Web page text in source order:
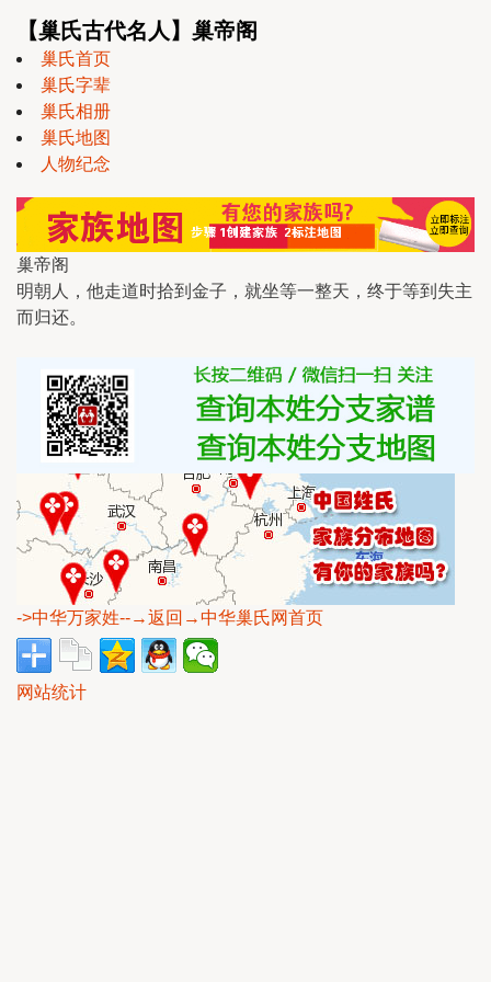
【巢氏古代名人】巢帝阁
巢氏首页
巢氏字辈
巢氏相册
巢氏地图
人物纪念
巢帝阁
明朝人，他走道时拾到金子，就坐等一整天，终于等到失主
而归还。
->中华万家姓--→返回→中华巢氏网首页
网站统计